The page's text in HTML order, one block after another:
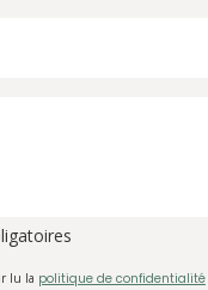
lu la politique de confidentialité